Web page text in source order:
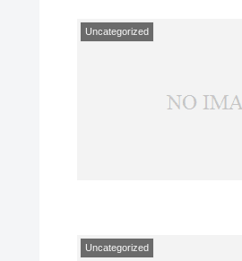
Uncategorized
Uncategorized